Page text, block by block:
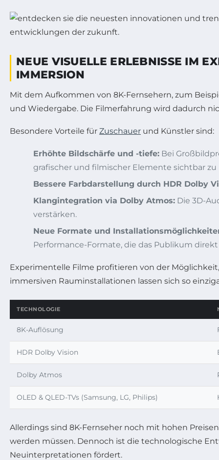
NEUE VISUELLE ERLEBNISSE IM
IMMERSION
Mit dem Aufkommen von 8K-Fernsehern, zum
und Wiedergabe. Die Filmerfahrung wird dadurch
Besondere Vorteile für Zuschauer und Künstler sind:
Erhöhte Bildschärfe und -tiefe: Bei
grafischer und filmischer Elemente sichtbar zu
Bessere Farbdarstellung durch HDR Dolby
Klangintegration via Dolby Atmos: Die 3D-
verstärken.
Neue Formate und
Performance-Formate, die das Publikum
Experimentelle Filme profitieren von der
immersiven Rauminstallationen lassen sich so
TECHNOLOGIE
8K-Auflösung
HDR Dolby Vision
Dolby Atmos
OLED & QLED-TVs (Samsung, LG, Philips)
Allerdings sind 8K-Fernseher noch mit hohen
werden müssen. Dennoch ist die technologische
Neuinterpretationen fördert.